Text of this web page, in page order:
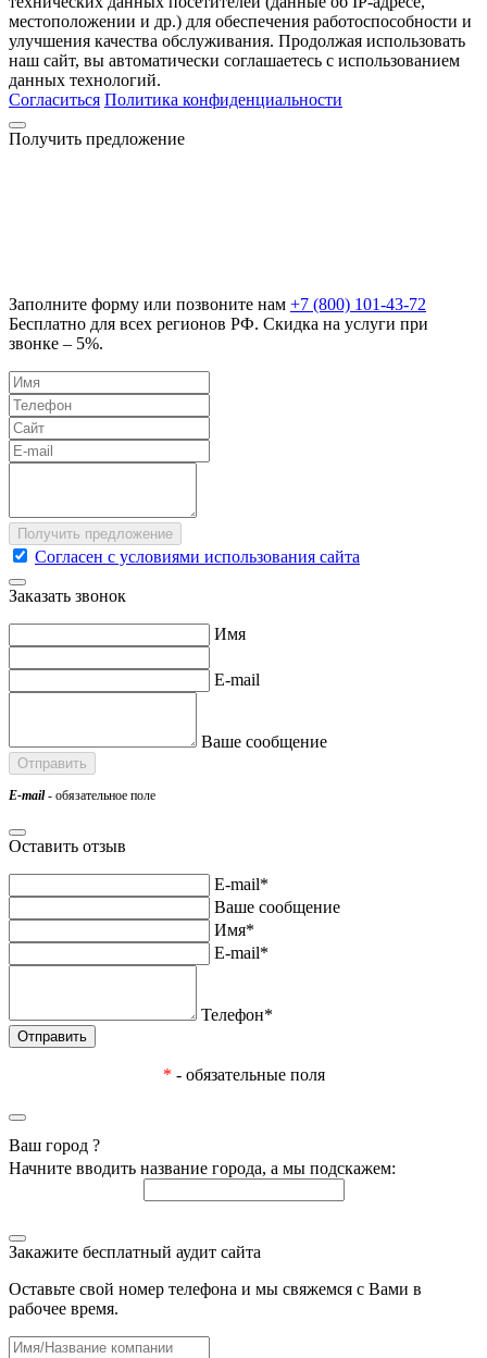
местоположении и др.) для обеспечения работоспособности и
улучшения качества обслуживания. Продолжая использовать
наш сайт, вы автоматически соглашаетесь с использованием
данных технологий.
Согласиться Политика конфиденциальности
Получить предложение
Заполните форму или позвоните нам +7 (800) 101-43-72
Бесплатно для всех регионов РФ. Скидка на услуги при
звонке – 5%.
Согласен с условиями использования сайта
Заказать звонок
Имя
E-mail
Ваше сообщение
E-mail- обязательное поле
Оставить отзыв
E-mail*
Ваше сообщение
Имя*
E-mail*
Телефон*
* - обязательные поля
Ваш город ?
Начните вводить название города, а мы подскажем:
Закажите бесплатный аудит сайта
Оставьте свой номер телефона и мы свяжемся с Вами в
рабочее время.